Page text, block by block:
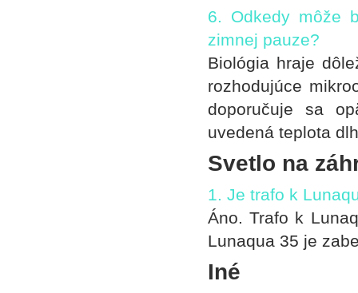
6. Odkedy môže
zimnej pauze?
Biológia hraje
rozhodujúce
doporučuje sa
uvedená teplota
Svetlo na
1. Je trafo k
Áno. Trafo k
Lunaqua 35 je
Iné